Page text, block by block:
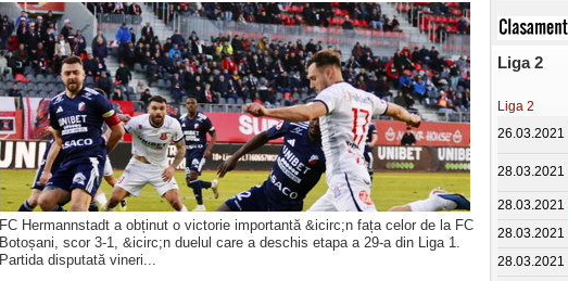
FC Hermannstadt a obținut o victorie importantă &icirc;n fața celor de la FC
Botoșani, scor 3-1, &icirc;n duelul care a deschis etapa a 29-a din Liga 1.
Partida disputată vineri...
Liga 2
Liga 2
26.03.2021
28.03.2021
28.03.2021
28.03.2021
28.03.2021